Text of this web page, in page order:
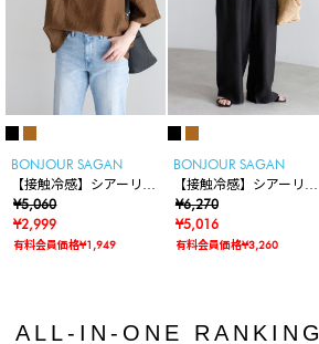
BONJOUR SAGAN
【接触冷感】シアーリネ
ンタッチハーフスリーブ
ブラウス
¥5,060
¥2,999
有料会員価格¥1,949
BONJOUR SAGAN
【接触冷感】シアーリネ
ンタッチイージーワイド
パンツ
¥6,270
¥5,016
有料会員価格¥3,260
ALL-IN-ONE RANKING